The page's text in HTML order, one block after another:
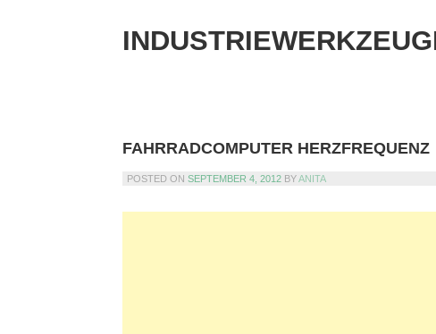
FAHRRADCOMPUTER HERZFREQUENZ
POSTED ON SEPTEMBER 4, 2012 BYANITA